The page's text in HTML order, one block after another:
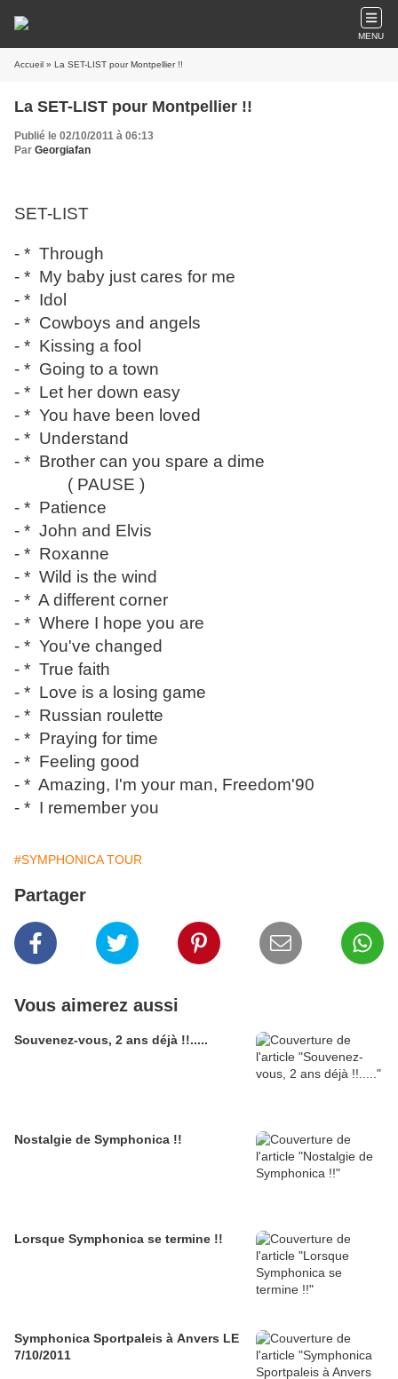
MENU
Accueil » La SET-LIST pour Montpellier !!
La SET-LIST pour Montpellier !!
Publié le 02/10/2011 à 06:13
Par Georgiafan
SET-LIST
- * Through
- * My baby just cares for me
- * Idol
- * Cowboys and angels
- * Kissing a fool
- * Going to a town
- * Let her down easy
- * You have been loved
- * Understand
- * Brother can you spare a dime
( PAUSE )
- * Patience
- * John and Elvis
- * Roxanne
- * Wild is the wind
- * A different corner
- * Where I hope you are
- * You've changed
- * True faith
- * Love is a losing game
- * Russian roulette
- * Praying for time
- * Feeling good
- * Amazing, I'm your man, Freedom'90
- * I remember you
#SYMPHONICA TOUR
Partager
Vous aimerez aussi
Souvenez-vous, 2 ans déjà !!.....
Nostalgie de Symphonica !!
Lorsque Symphonica se termine !!
Symphonica Sportpaleis à Anvers LE
7/10/2011